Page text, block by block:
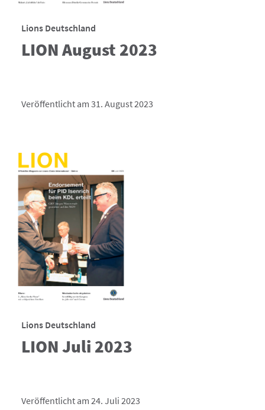
Lions Deutschland
LION August 2023
Veröffentlicht am 31. August 2023
Lions Deutschland
LION Juli 2023
Veröffentlicht am 24. Juli 2023